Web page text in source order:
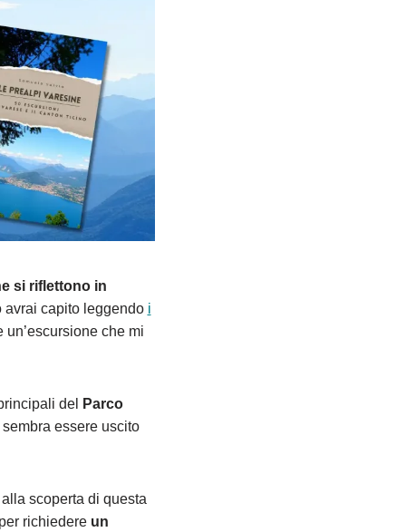
si riflettono in
capito leggendo i
che mi
del
Parco
essere uscito
scoperta di questa
richiedere un